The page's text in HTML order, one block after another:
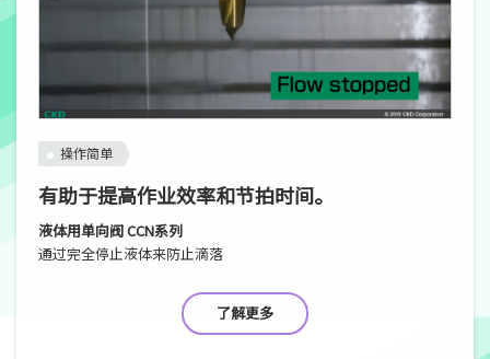
操作简单
有助于提高作业效率和节拍时间。
液体用单向阀 CCN系列
通过完全停止液体来防止滴落
了解更多